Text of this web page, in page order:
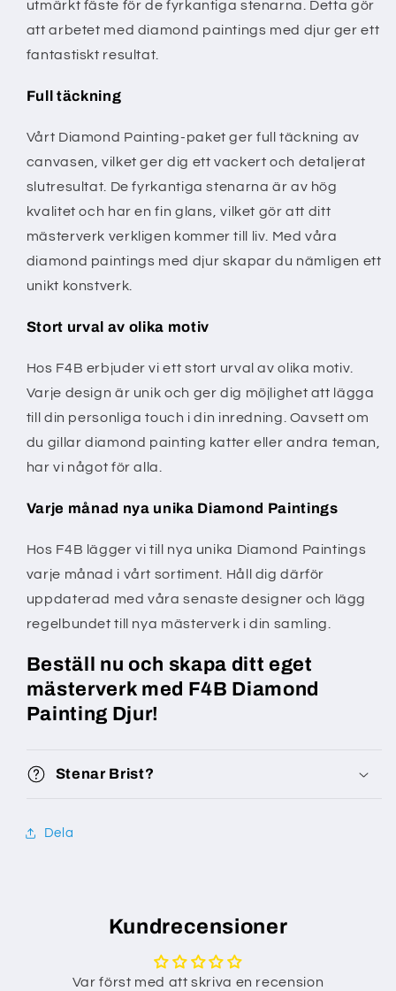
utmärkt fäste för de fyrkantiga stenarna. Detta gör
att arbetet med diamond paintings med djur ger ett
fantastiskt resultat.
Full täckning
Vårt Diamond Painting-paket ger full täckning av
canvasen, vilket ger dig ett vackert och detaljerat
slutresultat. De fyrkantiga stenarna är av hög
kvalitet och har en fin glans, vilket gör att ditt
mästerverk verkligen kommer till liv. Med våra
diamond paintings med djur skapar du nämligen ett
unikt konstverk.
Stort urval av olika motiv
Hos F4B erbjuder vi ett stort urval av olika motiv.
Varje design är unik och ger dig möjlighet att lägga
till din personliga touch i din inredning. Oavsett om
du gillar diamond painting katter eller andra teman,
har vi något för alla.
Varje månad nya unika Diamond Paintings
Hos F4B lägger vi till nya unika Diamond Paintings
varje månad i vårt sortiment. Håll dig därför
uppdaterad med våra senaste designer och lägg
regelbundet till nya mästerverk i din samling.
Beställ nu och skapa ditt eget
mästerverk med F4B Diamond
Painting Djur!
Stenar Brist?
Dela
Kundrecensioner
Var först med att skriva en recension